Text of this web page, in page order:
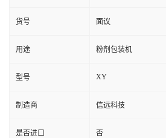
货号 面议
用途 粉剂包装机
型号 XY
制造商 信远科技
是否进口 否